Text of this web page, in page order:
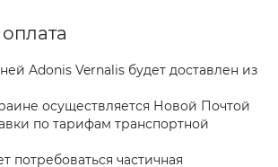
Adonis Vernalis будет доставлен из
осуществляется Новой Почтой
по тарифам транспортной
потребоваться частичная